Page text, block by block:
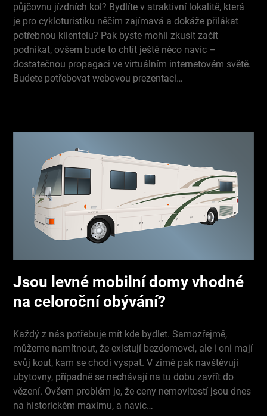
půjčovnu jízdních kol? Bydlíte v atraktivní lokalitě, která
je pro cykloturistiku něčím zajímavá a dokáže přilákat
potřebnou klientelu? Pak byste mohli zkusit začít
podnikat, ovšem bude to chtít ještě něco navíc –
dostatečnou propagaci ve virtuálním internetovém světě.
Budete potřebovat webovou prezentaci…
Jsou levné mobilní domy vhodné
na celoroční obývání?
Každý z nás potřebuje mít kde bydlet. Samozřejmě,
můžeme namítnout, že existují bezdomovci, ale i oni mají
svůj kout, kam se chodí vyspat. V zimě pak navštěvují
ubytovny, případně se nechávají na tu dobu zavřít do
vězení. Ovšem problém je, že ceny nemovitostí jsou dnes
na historickém maximu, a navíc…